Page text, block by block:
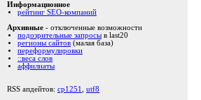
Информационное
рейтинг SEO-компаний
Архивные - отключенные возможности
подозрительные запросы в last20
регионы сайтов (малая база)
переформулировки
::веса слов
аффилиаты
RSS апдейтов: cp1251
utf8